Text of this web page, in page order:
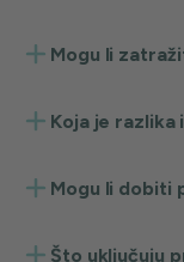
Mogu li
Koja je
Mogu li dobiti
Što uključuju